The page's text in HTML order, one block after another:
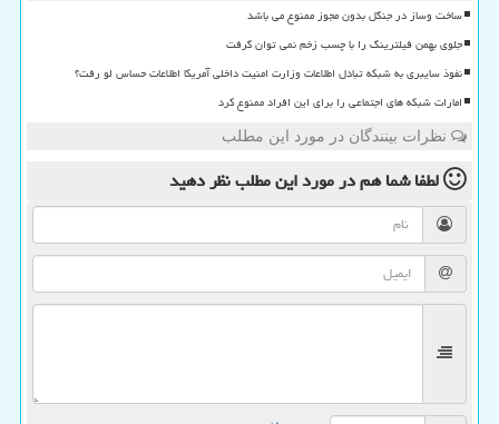
ساخت وساز در جنگل بدون مجوز ممنوع می باشد
جلوی بهمن فیلترینگ را با چسب زخم نمی توان گرفت
نفوذ سایبری به شبکه تبادل اطلاعات وزارت امنیت داخلی آمریکا اطلاعات حساس لو رفت؟
امارات شبکه های اجتماعی را برای این افراد ممنوع کرد
نظرات بینندگان در مورد این مطلب
لطفا شما همدر مورد این مطلبنظر دهید